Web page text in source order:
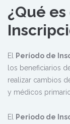
¿Qué
El Período de
los beneficiarios
realizar cambios
y médicos
El Periodo de